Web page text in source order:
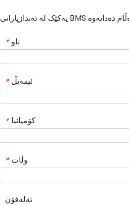
* ناو
* ئیمەیڵ
* کۆمپانیا
* وڵات
تەلەفۆن